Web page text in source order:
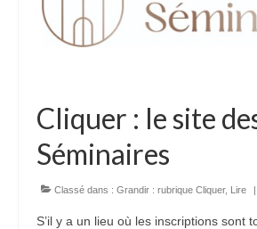
Cliquer : le site
Séminaires
Classé dans : Grandir : rubrique Cliquer, Lire |
S’il y a un lieu où les inscriptions sont